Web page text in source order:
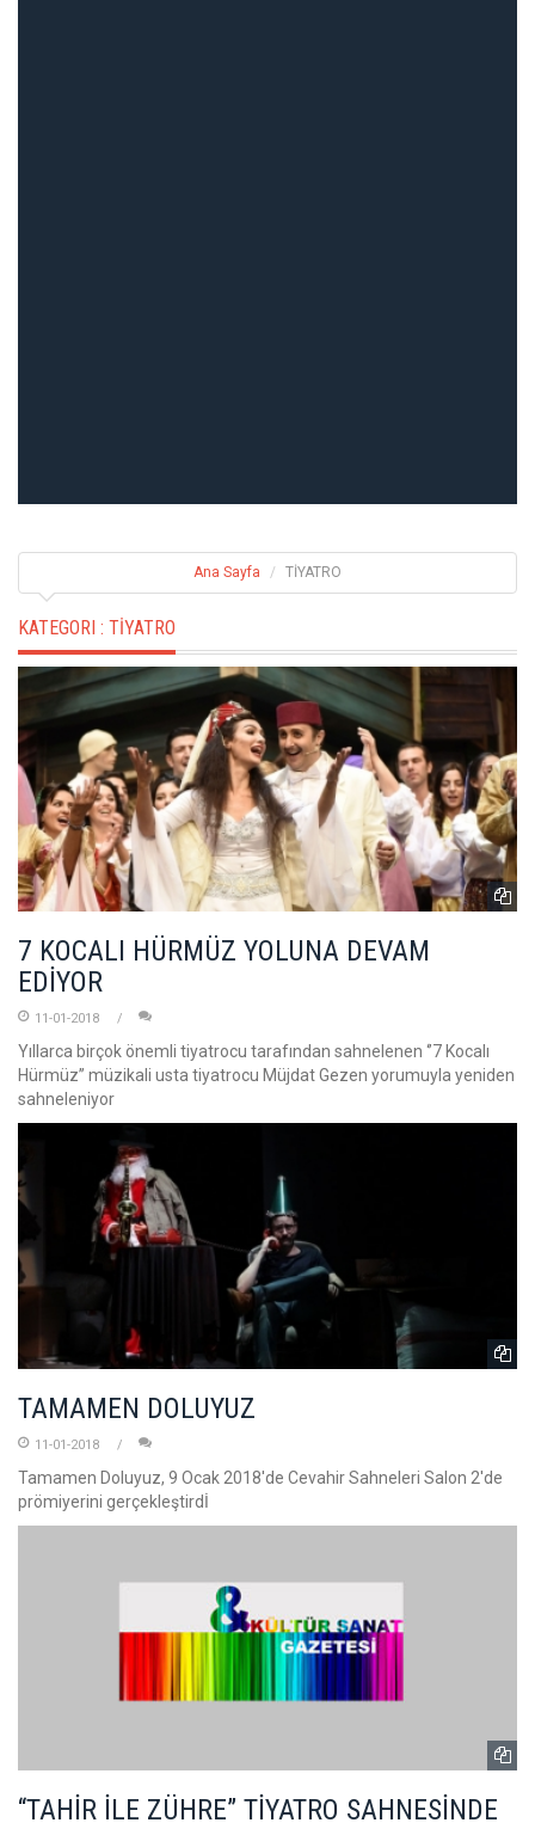
Ana Sayfa TİYATRO
KATEGORI : TİYATRO
7 KOCALI HÜRMÜZ YOLUNA DEVAM
EDİYOR
11-01-2018
Yıllarca birçok önemli tiyatrocu tarafından sahnelenen ‘’7 Kocalı
Hürmüz’’ müzikali usta tiyatrocu Müjdat Gezen yorumuyla yeniden
sahneleniyor
TAMAMEN DOLUYUZ
11-01-2018
Tamamen Doluyuz, 9 Ocak 2018'de Cevahir Sahneleri Salon 2'de
prömiyerini gerçekleştirdİ
“TAHİR İLE ZÜHRE” TİYATRO SAHNESİNDE